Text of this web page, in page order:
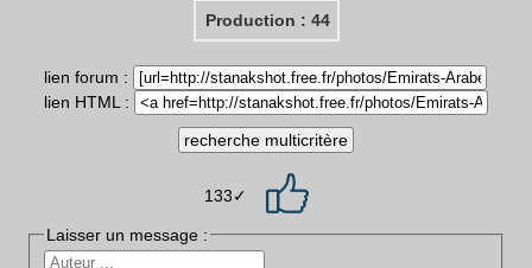
Production : 44
lien forum :
lien HTML :
133✓
Laisser un message :